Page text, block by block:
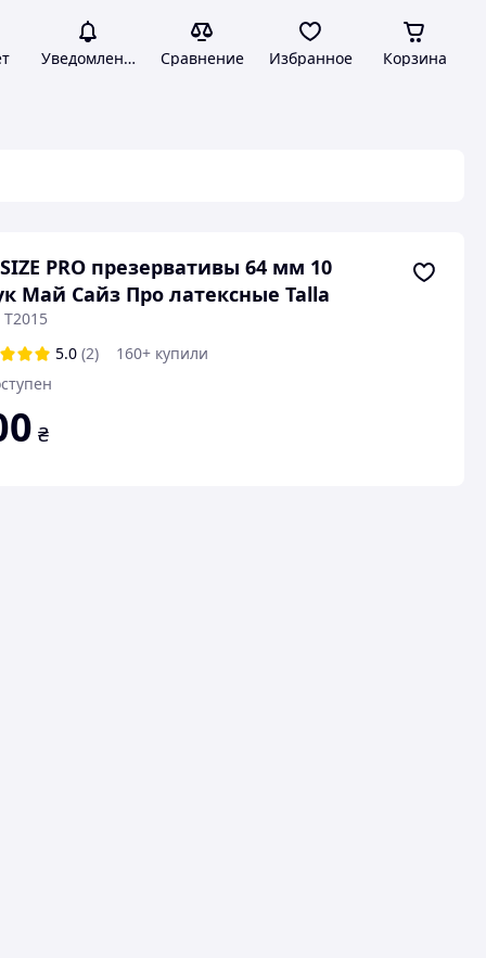
Уведомления Сравнение Избранное Корзина
PRO презервативы 64 мм 10
Май Сайз Про латексные Talla
5.0 (2)
160+ купили
₴